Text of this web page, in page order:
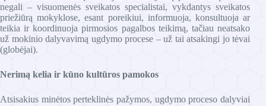
negali – visuomenės sveikatos specialistai, vykdantys sveikatos
priežiūrą mokyklose, esant poreikiui, informuoja, konsultuoja ar
teikia ir koordinuoja pirmosios pagalbos teikimą, tačiau neatsako
už mokinio dalyvavimą ugdymo procese – už tai atsakingi jo tėvai
(globėjai).
Nerimą kelia ir kūno kultūros pamokos
Atsisakius minėtos perteklinės pažymos, ugdymo proceso dalyviai